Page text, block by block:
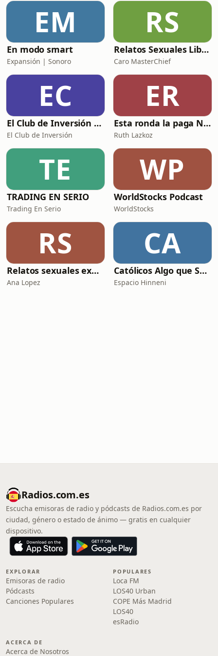
EM
En modo smart
Expansión | Sonoro
RS
Relatos Sexuales Liberales
Caro MasterChief
EC
El Club de Inversión podcast
El Club de Inversión
ER
Esta ronda la paga Newton
Ruth Lazkoz
TE
TRADING EN SERIO
Trading En Serio
WP
WorldStocks Podcast
WorldStocks
RS
Relatos sexuales explícitos
Ana Lopez
CA
Católicos Algo que Saber
Espacio Hinneni
Radios.com.es
Escucha emisoras de radio y pódcasts de Radios.com.es por
ciudad, género o estado de ánimo — gratis en cualquier
dispositivo.
EXPLORAR
Emisoras de radio
Pódcasts
Canciones Populares
POPULARES
Loca FM
LOS40 Urban
COPE Más Madrid
LOS40
esRadio
ACERCA DE
Acerca de Nosotros